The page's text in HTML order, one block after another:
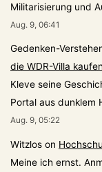
Militarisierung und
Aug. 9, 06:41
Gedenken-
die WDR-Villa
Kleve seine
Portal aus dunklem
Aug. 9, 05:22
Witzlos on
Meine ich ernst.